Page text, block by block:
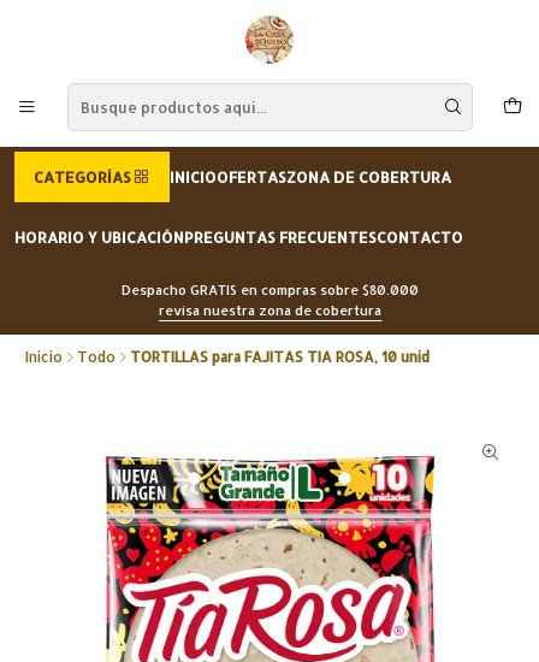
CATEGORÍAS INICIOOFERTASZONA DE COBERTURA
HORARIO Y UBICACIÓNPREGUNTAS FRECUENTESCONTACTO
Despacho GRATIS en compras sobre $80.000
revisa nuestra zona de cobertura
Inicio Todo TORTILLAS para FAJITAS TIA ROSA, 10 unid